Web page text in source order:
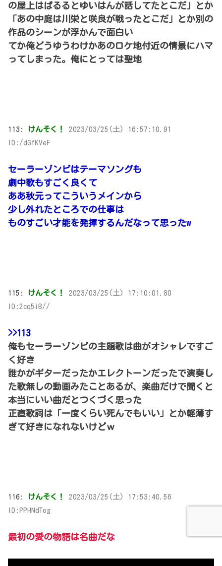
の屋上はぱるるとゆいはんが話してたとこだ」とか
「あの中庭は川栄と咲良が戦ったとこだ」とか別の
作品のシーンが浮かんで面白い
てか俺どうゆうわけかあのロケ地付近の情景にハマ
ってしまった。俺にとっては聖地
113: けんそく！
2023/03/25(土) 16:57:10.91
ID:/dGfKVeF
セーラーゾンビはテーマソングも
劇中歌もすごく良くて
ああ秋元ってこういうメインから
少し外れたところでの仕事は
ものすごい才能を発揮するんだなって思ったw
115: けんそく！
2023/03/25(土) 17:10:01.80
ID:2cq5iB//
>>113
俺もセーラーゾンビの主題歌は曲がオシャレですご
く好き
誰かがギターだったかエレクトーンだったで演奏し
た歌無しの動画みたことあるが、楽曲だけで聞くと
本当にいい曲だとつくづく思った
正直歌詞は「一度くらい死んでもいい」とか軽薄す
ぎて好きになれないけどｗ
116: けんそく！
2023/03/25(土) 17:53:40.56
ID:PPHNdTog
最初の愛の物語は名曲だな